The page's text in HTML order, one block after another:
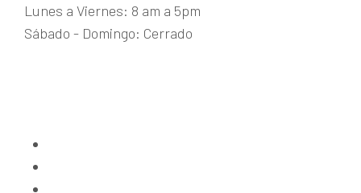
Lunes a Viernes: 8 am a 5pm
Sábado - Domingo: Cerrado